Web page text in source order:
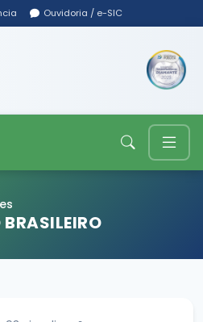
Ouvidoria / e-SIC